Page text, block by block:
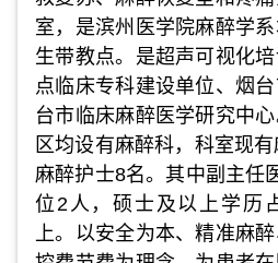
室，是滨州医学院麻醉学
生带教点。是超声可视化
点临床专科建设单位、烟台
台市临床麻醉医学研究中
区均设有麻醉科，科室现
麻醉护士8名。其中副主任
位2人，硕士及以上学历
上。以安全为本、精准麻